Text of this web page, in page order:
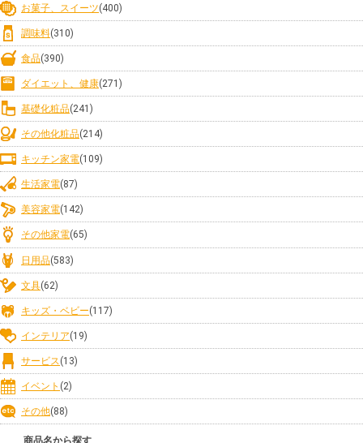
お菓子、スイーツ(400)
調味料(310)
食品(390)
ダイエット、健康(271)
基礎化粧品(241)
その他化粧品(214)
キッチン家電(109)
生活家電(87)
美容家電(142)
その他家電(65)
日用品(583)
文具(62)
キッズ・ベビー(117)
インテリア(19)
サービス(13)
イベント (2)
その他(88)
商品名から探す